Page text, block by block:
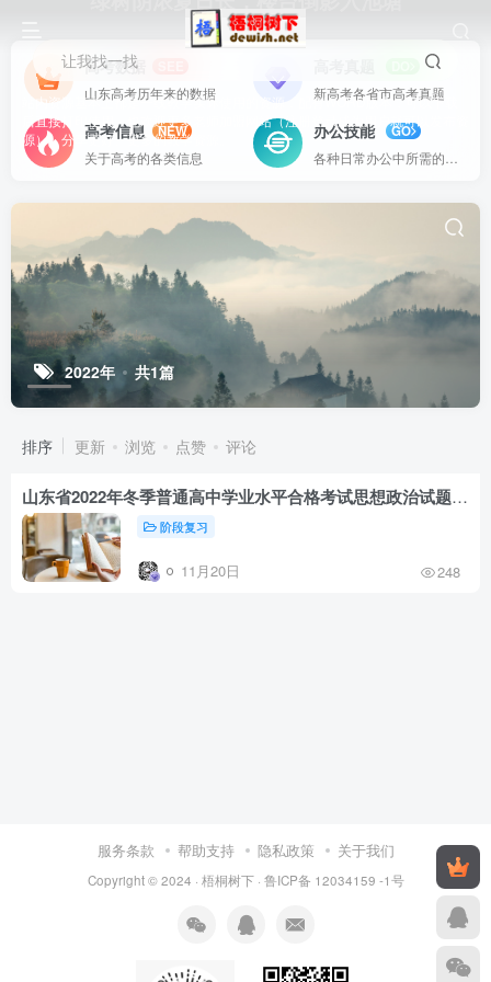
让我找一找
站内资源基本上都是一线教学实际使用的资源，配有WORD版本，可以下载
后直接打印使用。也欢迎更多老师加盟网站（注册登录成为用户就可以发布资
源），分享更好、更多的教学资源。
高考数据
山东高考历年来的数据
新高考各省市高考真题
高考信息
NEW
关于高考的各类信息
办公技能
GO
2022年 共1篇
排序 更新 浏览 点赞 评论
山东省2022年冬季普通高中学业水平合格考试思想政治试题及答案
阶段复习
11月20日 248
服务条款 帮助支持 隐私政策 关于我们
Copyright © 2024 · 梧桐树下· 鲁ICP备 12034159 -1号